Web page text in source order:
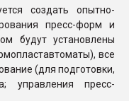
создать опытно-
пресс-форм и
будут установлены
все
(для подготовки,
управления пресс-